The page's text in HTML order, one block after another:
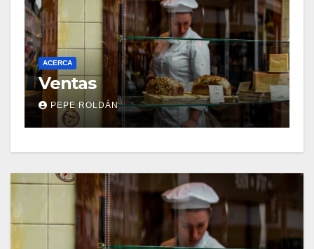
ACERCA
Ventas
PEPE ROLDÁN